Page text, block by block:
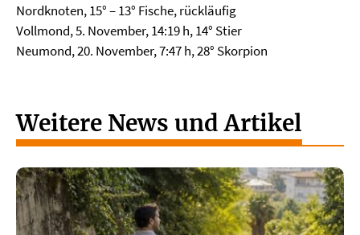
Nordknoten, 15° – 13° Fische, rückläufig
Vollmond, 5. November, 14:19 h, 14° Stier
Neumond, 20. November, 7:47 h, 28° Skorpion
Weitere News und Artikel